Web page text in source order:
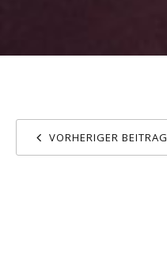
VORHERIGER BEITRAG